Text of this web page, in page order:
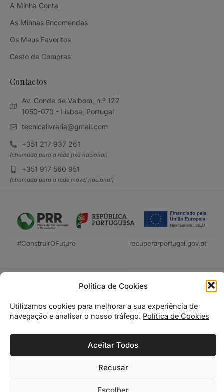
Política de Cookies
Utilizamos cookies para melhorar a sua experiência de
navegação e analisar o nosso tráfego. Política de Cookies
Aceitar Todos
Recusar
Escolher
A Minha Conta
As Minhas Encomendas
Os Meus Favoritos
Cesto de Compras
Contactos
Av. Conde de Valbom, n.º 122
1050-070 - Lisboa, Portugal
tecnicalivraria@gmail.com
+351 217 937 261
(chamada para a rede fixa nacional)
+351 917 560 951
(chamada para a rede móvel nacional)
#ConstruirOFuturo recuperarportugal.gov.pt
0